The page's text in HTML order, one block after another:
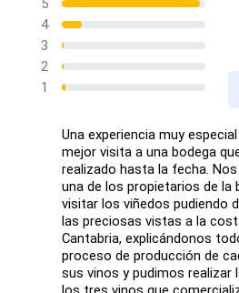
5
4
3
2
1
Una experiencia muy
mejor visita a una bodega
realizado hasta la fecha.
una de los propietarios de la
visitar los viñedos pudiendo
las preciosas vistas a la
Cantabria, explicándonos
proceso de producción de
sus vinos y pudimos realizar